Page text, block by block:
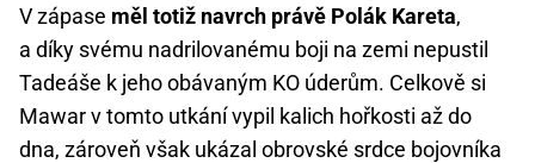
V zápase měl totiž navrch právě Polák Kareta,
a díky svému nadrilovanému boji na zemi nepustil
Tadeáše k jeho obávaným KO úderům. Celkově si
Mawar v tomto utkání vypil kalich hořkosti až do
dna, zároveň však ukázal obrovské srdce bojovníka